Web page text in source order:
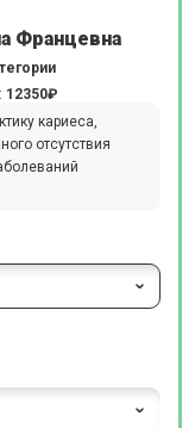
Францевна
12350₽
кариеса,
отсутствия